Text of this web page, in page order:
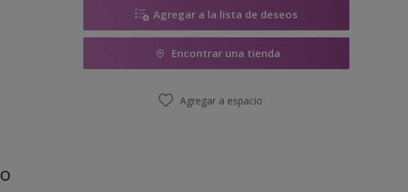
Agregar a la lista de deseos
Encontrar una tienda
Agregar a espacio